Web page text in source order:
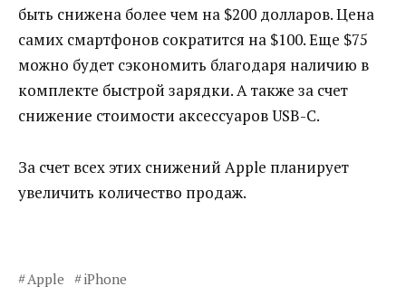
быть снижена более чем на $200 долларов. Цена
самих смартфонов сократится на $100. Еще $75
можно будет сэкономить благодаря наличию в
комплекте быстрой зарядки. А также за счет
снижение стоимости аксессуаров USB-C.
За счет всех этих снижений Apple планирует
увеличить количество продаж.
Apple iPhone